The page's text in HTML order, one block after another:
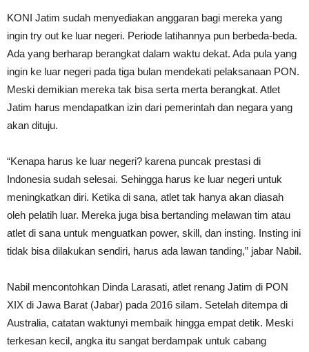
KONI Jatim sudah menyediakan anggaran bagi mereka yang
ingin try out ke luar negeri. Periode latihannya pun berbeda-beda.
Ada yang berharap berangkat dalam waktu dekat. Ada pula yang
ingin ke luar negeri pada tiga bulan mendekati pelaksanaan PON.
Meski demikian mereka tak bisa serta merta berangkat. Atlet
Jatim harus mendapatkan izin dari pemerintah dan negara yang
akan dituju.
“Kenapa harus ke luar negeri? karena puncak prestasi di
Indonesia sudah selesai. Sehingga harus ke luar negeri untuk
meningkatkan diri. Ketika di sana, atlet tak hanya akan diasah
oleh pelatih luar. Mereka juga bisa bertanding melawan tim atau
atlet di sana untuk menguatkan power, skill, dan insting. Insting ini
tidak bisa dilakukan sendiri, harus ada lawan tanding,” jabar Nabil.
Nabil mencontohkan Dinda Larasati, atlet renang Jatim di PON
XIX di Jawa Barat (Jabar) pada 2016 silam. Setelah ditempa di
Australia, catatan waktunyi membaik hingga empat detik. Meski
terkesan kecil, angka itu sangat berdampak untuk cabang